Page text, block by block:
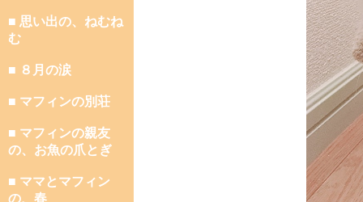
■ 思い出の、ねむね
む
■ ８月の涙
■ マフィンの別荘
■ マフィンの親友
の、お魚の爪とぎ
■ ママとマフィン
の、春